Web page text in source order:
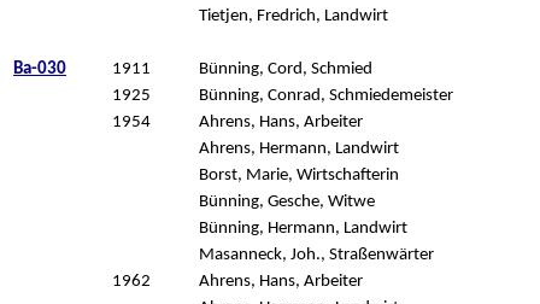
Tietjen, Fredrich, Landwirt
Ba-030 1911
Bünning, Cord, Schmied
1925
Bünning, Conrad, Schmiedemeister
1954
Ahrens, Hans, Arbeiter
Ahrens, Hermann, Landwirt
Borst, Marie, Wirtschafterin
Bünning, Gesche, Witwe
Bünning, Hermann, Landwirt
Masanneck, Joh., Straßenwärter
1962
Ahrens, Hans, Arbeiter